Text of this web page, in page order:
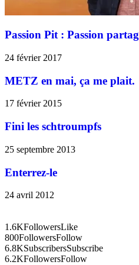
Passion Pit : Passion
24 février 2017
METZ en mai, ça me plait.
17 février 2015
Fini les schtroumpfs
25 septembre 2013
Enterrez-le
24 avril 2012
1.6KFollowersLike
800FollowersFollow
6.8KSubscribersSubscribe
6.2KFollowersFollow